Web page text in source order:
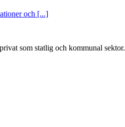
och [...]
som statlig och kommunal sektor.